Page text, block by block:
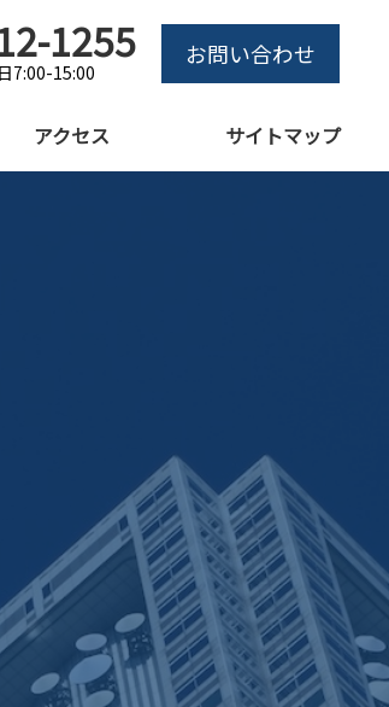
1255
7:00-15:00
お問い合わせ
アクセス サイトマップ